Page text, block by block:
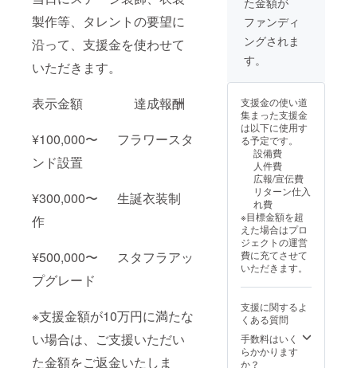
製作等、タレントの要望に
沿って、支援金を使わせて
いただきます。
表示金額 達成報酬
¥100,000〜 フラワースタ
ンド設置
¥300,000〜 生誕衣装制
作
¥500,000〜 スタフラアッ
プグレード
※支援金額が10万円に満たな
い場合は、ご支援いただい
た金額をご返金いたしま
日会場
にある
フラ
ワース
祭支援
者とし
てお名
前を掲
載させ
ていた
だきま
す。 備
考欄に
記載希
望のお
名前
（ニッ
クネー
ム可）
を記載
くださ
クラウ
ドファ
ンディ
ング限
誕祭終
了後、
のぼり
旗に直
たもの
宅へ郵
送させ
ていた
だきま
す。 ②
フラ
ワース
タンド
前掲載
(大) 当
日会場
にある
フラ
ワース
に生誕
祭支援
者とし
てお名
前を掲
す。 使
用した
お花は
郵送は
ん。生
ント当
日、欲
しい場
合はス
タッフ
にご相
談くだ
さい。
り旗 当
日の装
飾に使
用する
のぼり
旗を作
しま
す。 の
ぼり旗
には、
生誕祭
ファンディ
ングされま
す。
支援金の使い道
集まった支援金
は以下に使用す
る予定です。
設備費
人件費
広報/宣伝費
リターン仕入
れ費
※目標金額を超
えた場合はプロ
ジェクトの運営
費に充てさせて
いただきます。
支援に関するよ
くある質問
手数料はいく
らかかります
か？